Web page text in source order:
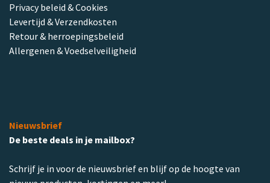
Privacy beleid & Cookies
Levertijd & Verzendkosten
Retour & herroepingsbeleid
Allergenen & Voedselveiligheid
Nieuwsbrief
De beste deals in je mailbox?
Schrijf je in voor de nieuwsbrief en blijf op de hoogte van